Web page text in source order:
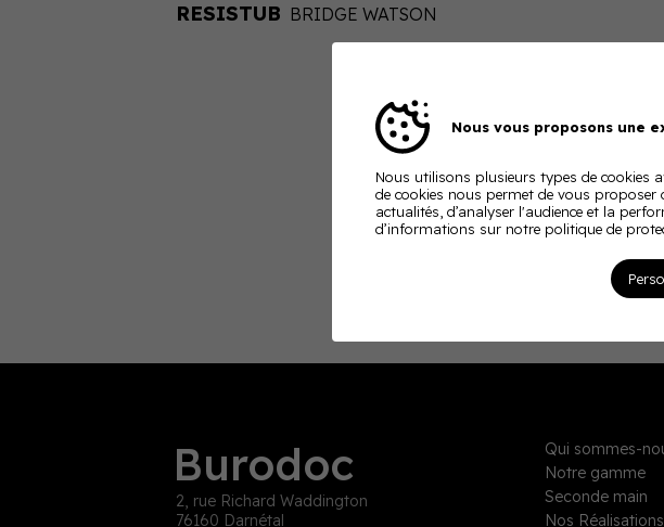
RESISTUB BRIDGE WATSON
Burodoc
2, rue Richard Waddington
76160 Darnétal
Qui sommes-
Notre gamme
Seconde main
Nos Réalisations
Nous vous proposons une
Nous utilisons plusieurs types de cookies
de cookies nous permet de vous
actualités, d’analyser l'audience et la
d’informations sur notre politique de